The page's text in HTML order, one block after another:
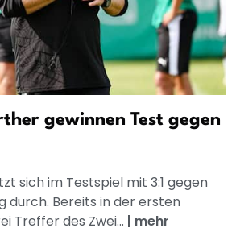
gewinnen Test gegen
sich im Testspiel mit 3:1 gegen
durch. Bereits in der ersten
Treffer des Zwei... | mehr